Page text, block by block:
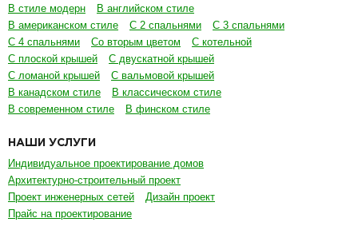
В стиле модерн
В английском стиле
В американском стиле
С 2 спальнями
С 3 спальнями
С 4 спальнями
Со вторым цветом
С котельной
С плоской крышей
С двускатной крышей
С ломаной крышей
С вальмовой крышей
В канадском стиле
В классическом стиле
В современном стиле
В финском стиле
НАШИ УСЛУГИ
Индивидуальное проектирование домов
Архитектурно-строительный проект
Проект инженерных сетей
Дизайн проект
Прайс на проектирование